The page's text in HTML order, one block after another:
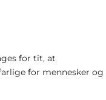
for tit, at
for mennesker og